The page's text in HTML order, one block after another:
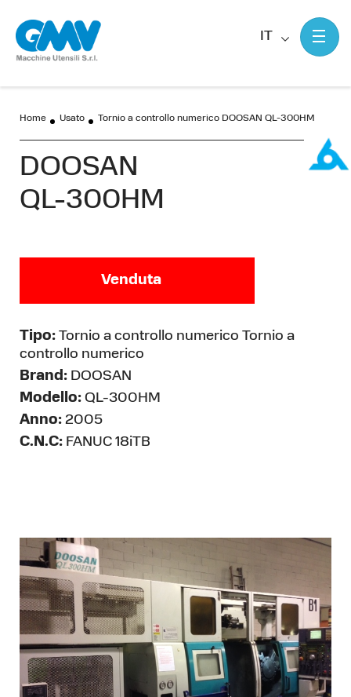
IT
Home Usato Tornio a controllo numerico DOOSAN QL-300HM
DOOSAN
QL-300HM
Venduta
Tipo: Tornio a controllo numerico Tornio a
controllo numerico
Brand: DOOSAN
Modello: QL-300HM
Anno: 2005
C.N.C: FANUC 18iTB